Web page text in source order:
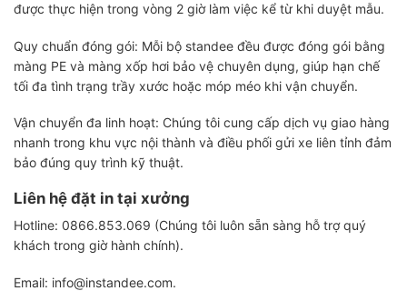
được thực hiện trong vòng 2 giờ làm việc kể từ khi duyệt mẫu.
Quy chuẩn đóng gói: Mỗi bộ standee đều được đóng gói bằng
màng PE và màng xốp hơi bảo vệ chuyên dụng, giúp hạn chế
tối đa tình trạng trầy xước hoặc móp méo khi vận chuyển.
Vận chuyển đa linh hoạt: Chúng tôi cung cấp dịch vụ giao hàng
nhanh trong khu vực nội thành và điều phối gửi xe liên tỉnh đảm
bảo đúng quy trình kỹ thuật.
Liên hệ đặt in tại xưởng
Hotline: 0866.853.069 (Chúng tôi luôn sẵn sàng hỗ trợ quý
khách trong giờ hành chính).
Email: info@instandee.com.